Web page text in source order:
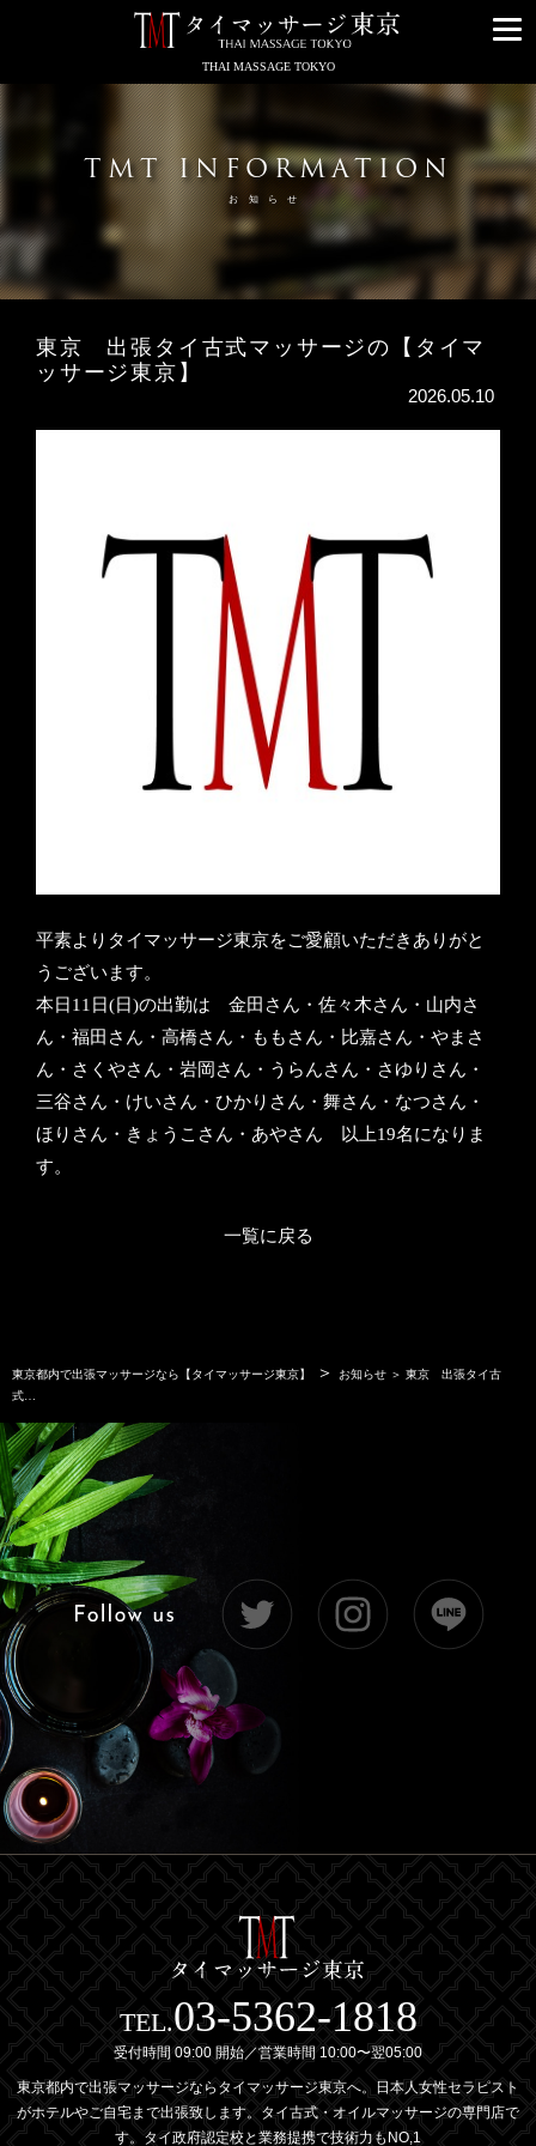
THAI MASSAGE TOKYO
メ
ー
TMT INFORMATION
お知らせ
東京 出張タイ古式マッサージの【タイマ
ッサージ東京】
2026.05.10
平素よりタイマッサージ東京をご愛顧いただきありがと
うございます。
本日11日(日)の出勤は 金田さん・佐々木さん・山内さ
ん・福田さん・高橋さん・ももさん・比嘉さん・やまさ
ん・さくやさん・岩岡さん・うらんさん・さゆりさん・
三谷さん・けいさん・ひかりさん・舞さん・なつさん・
ほりさん・きょうこさん・あやさん 以上19名になりま
す。
一覧に戻る
東京都内で出張マッサージなら【タイマッサージ東京】 ＞
お知らせ ＞ 東京 出張タイ古
式…
TEL.03-5362-1818
受付時間 09:00 開始／営業時間 10:00〜翌05:00
東京都内で出張マッサージならタイマッサージ東京へ。日本人女性セラピスト
がホテルやご自宅まで出張致します。タイ古式・オイルマッサージの専門店で
す。タイ政府認定校と業務提携で技術力もNO,1